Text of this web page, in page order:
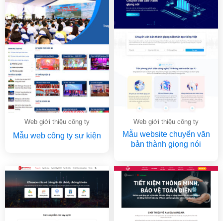
Web giới thiệu công ty
Mẫu web công ty sự kiện
Web giới thiệu công ty
Mẫu website chuyển văn
bản thành giọng nói